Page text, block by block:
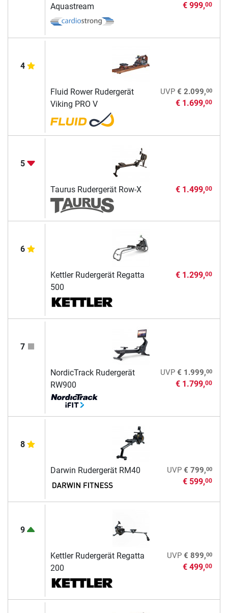
Aquastream
€ 999,00
4
Fluid Rower Rudergerät
Viking PRO V
UVP € 2.099,00
€ 1.699,00
5
Taurus Rudergerät Row-X € 1.499,00
6
Kettler Rudergerät Regatta
500
€ 1.299,00
7
NordicTrack Rudergerät
RW900
UVP € 1.999,00
€ 1.799,00
8
Darwin Rudergerät RM40 UVP € 799,00
€ 599,00
9
Kettler Rudergerät Regatta
200
UVP € 899,00
€ 499,00